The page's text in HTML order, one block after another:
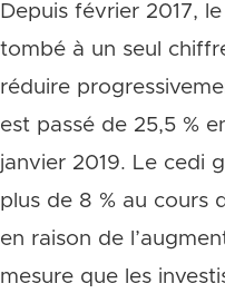
Depuis février 2017,
tombé à un seul
réduire
est passé de 25,5 %
janvier 2019. Le cedi
plus de 8 % au cours
en raison de
mesure que les